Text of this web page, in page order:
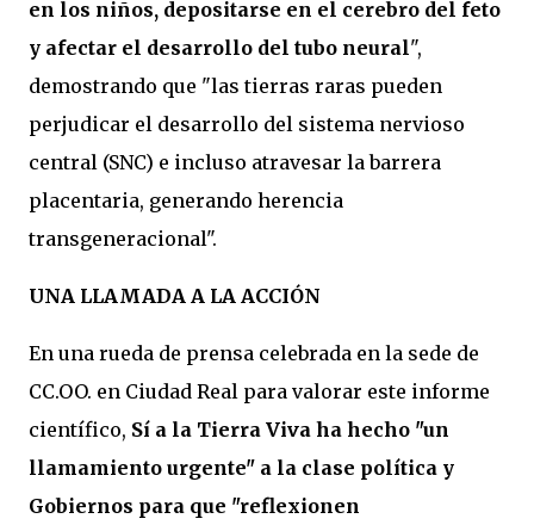
en los niños, depositarse en el cerebro del feto
y afectar el desarrollo del tubo neural",
demostrando que "las tierras raras pueden
perjudicar el desarrollo del sistema nervioso
central (SNC) e incluso atravesar la barrera
placentaria, generando herencia
transgeneracional".
UNA LLAMADA A LA ACCIÓN
En una rueda de prensa celebrada en la sede de
CC.OO. en Ciudad Real para valorar este informe
científico, Sí a la Tierra Viva ha hecho "un
llamamiento urgente" a la clase política y
Gobiernos para que "reflexionen